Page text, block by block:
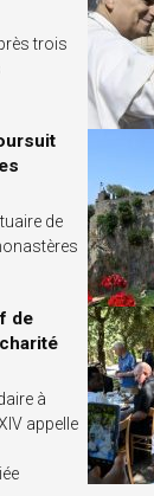
trois
de
de
à
appelle